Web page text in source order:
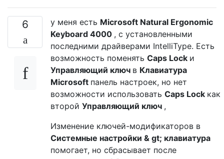
6 у меня есть Microsoft Natural Ergonomic
Keyboard 4000 , с установленными
последними драйверами IntelliType. Есть
возможность поменять Caps Lock и
Управляющий ключ в Клавиатура
Microsoft панель настроек, но нет
возможности использовать Caps Lock как
второй Управляющий ключ ,
Изменение ключей-модификаторов в
Системные настройки & gt; клавиатура
помогает, но сбрасывает после